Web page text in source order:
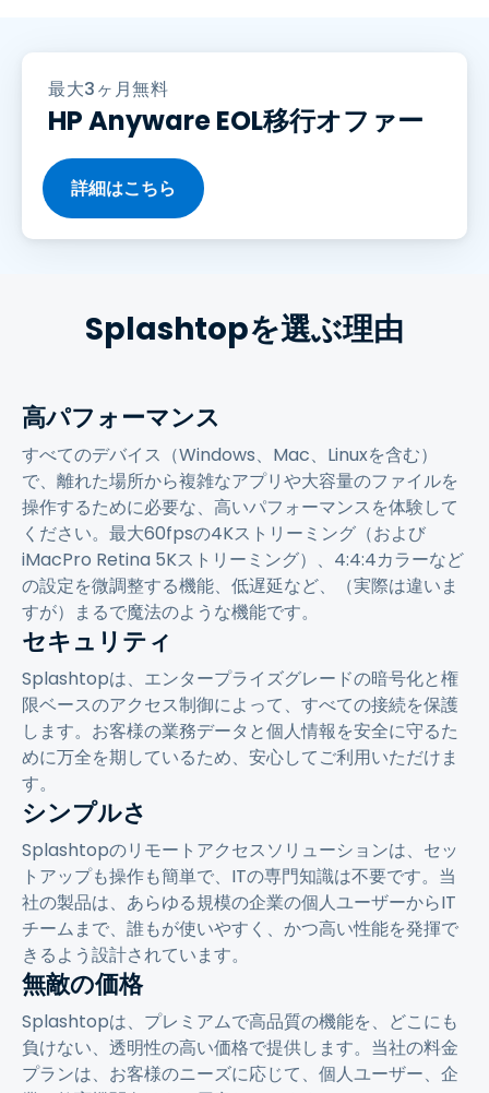
最大3ヶ月無料
HP Anyware EOL移行オファー
詳細はこちら
Splashtopを選ぶ理由
高パフォーマンス
すべてのデバイス（Windows、Mac、Linuxを含む）
で、離れた場所から複雑なアプリや大容量のファイルを
操作するために必要な、高いパフォーマンスを体験して
ください。最大60fpsの4Kストリーミング（および
iMacPro Retina 5Kストリーミング）、4:4:4カラーなど
の設定を微調整する機能、低遅延など、（実際は違いま
すが）まるで魔法のような機能です。
セキュリティ
Splashtopは、エンタープライズグレードの暗号化と権
限ベースのアクセス制御によって、すべての接続を保護
します。お客様の業務データと個人情報を安全に守るた
めに万全を期しているため、安心してご利用いただけま
す。
シンプルさ
Splashtopのリモートアクセスソリューションは、セッ
トアップも操作も簡単で、ITの専門知識は不要です。当
社の製品は、あらゆる規模の企業の個人ユーザーからIT
チームまで、誰もが使いやすく、かつ高い性能を発揮で
きるよう設計されています。
無敵の価格
Splashtopは、プレミアムで高品質の機能を、どこにも
負けない、透明性の高い価格で提供します。当社の料金
プランは、お客様のニーズに応じて、個人ユーザー、企